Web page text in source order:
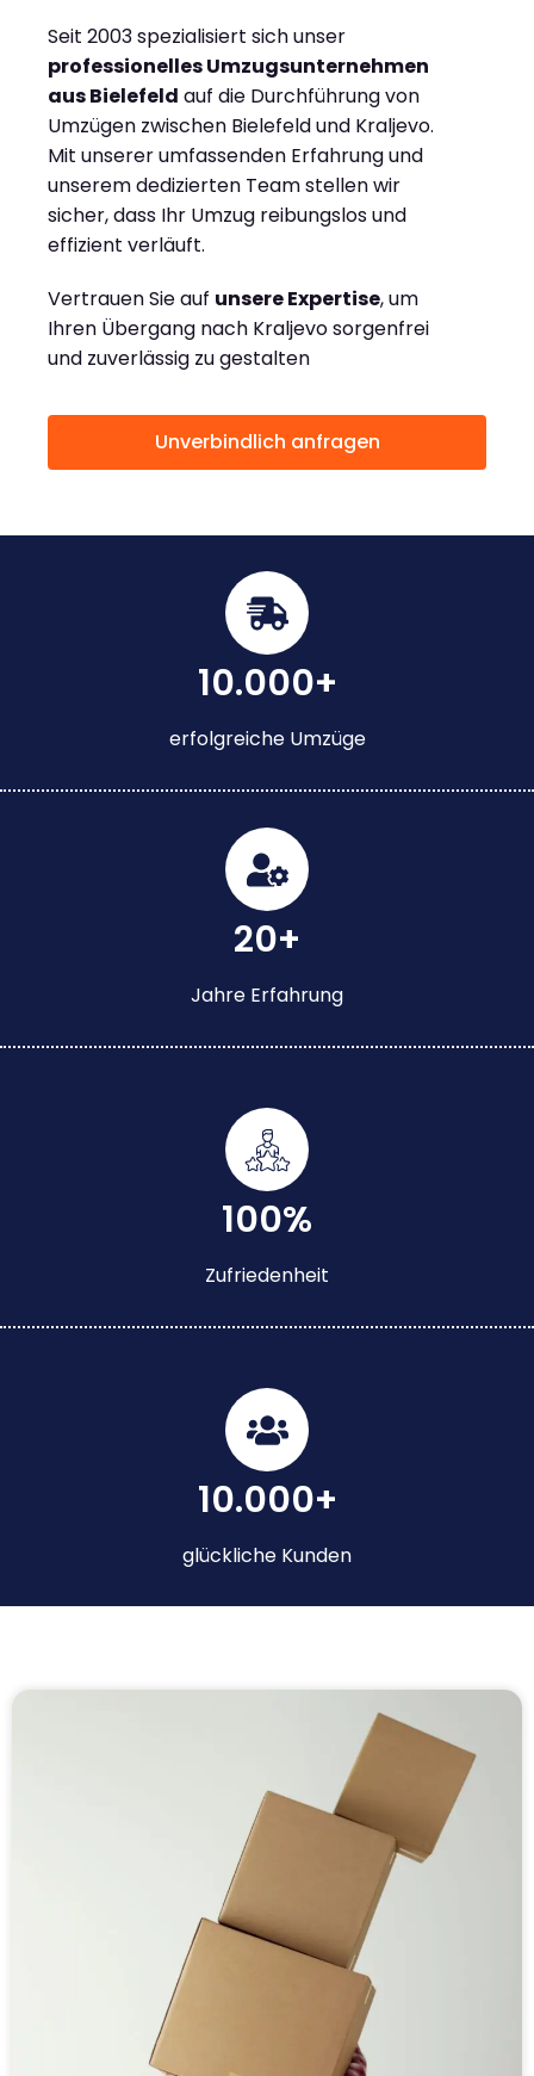
Seit 2003 spezialisiert sich unser
professionelles Umzugsunternehmen
aus Bielefeld auf die Durchführung von
Umzügen zwischen Bielefeld und Kraljevo.
Mit unserer umfassenden Erfahrung und
unserem dedizierten Team stellen wir
sicher, dass Ihr Umzug reibungslos und
effizient verläuft.
Vertrauen Sie auf unsere Expertise, um
Ihren Übergang nach Kraljevo sorgenfrei
und zuverlässig zu gestalten
Unverbindlich anfragen
10.000+
erfolgreiche Umzüge
20+
Jahre Erfahrung
100%
Zufriedenheit
10.000+
glückliche Kunden